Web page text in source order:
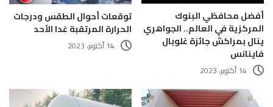
أفضل محافظي البنوك
المركزية في العالم.. الجواهري
ينال بمراكش جائزة غلوبال
فاينانس
14 أكتوبر، 2023
توقعات أحوال الطقس ودرجات
الحرارة المرتقبة غدا الأحد
14 أكتوبر، 2023